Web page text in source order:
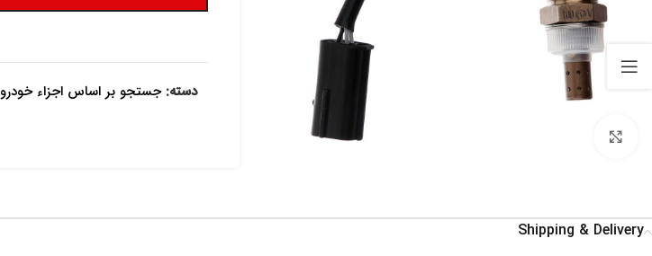
دسته: جستجو بر اساس اجزاء خودرو
Shipping & Delivery